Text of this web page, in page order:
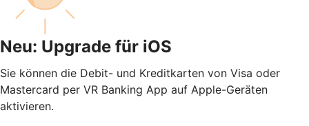
Neu: Upgrade für iOS
Sie können die Debit- und Kreditkarten von Visa oder
Mastercard per VR Banking App auf Apple-Geräten
aktivieren.